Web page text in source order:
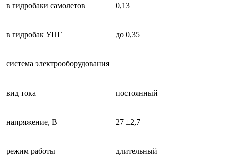
в гидробаки самолетов 0,13
в гидробак УПГ до 0,35
система электрооборудования
вид тока постоянный
напряжение, В 27 ±2,7
режим работы длительный